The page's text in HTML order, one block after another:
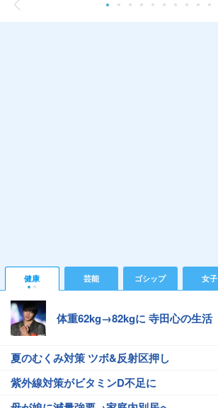
健康 芸能 ゴシップ 女子
体重62kg→82kgに 寺田心の生活
夏のむくみ対策 ツボ&反射区押し
紫外線対策がビタミンD不足に